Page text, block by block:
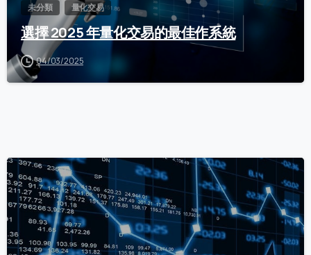
未分類 量化交易
選擇 2025 年量化交易的最佳作系統
04/03/2025
0